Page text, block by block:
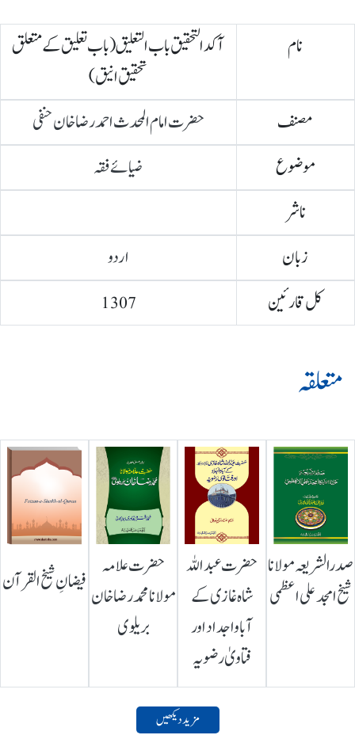
آکدالتحقیق باب التعلیق (باب تعلیق کے متعلق
تحقیق انیق)
نام
حضرت امام المحدث احمد رضا خان حنفی
مصنف
ضیائے فقہ
موضوع
ناشر
اردو
زبان
1307
کل قارئین
متعلقہ
صدرالشریعہ مولانا
شیخ امجد علی اعظمی
حضرت عبداللہ
شاہ غازی کے
آباواجداد اور
فتاویٰ رضویہ
حضرت علامہ
مولانا محمد رضا خان
بریلوی
فیضانِ شیخ القرآن
مزید دیکھیں